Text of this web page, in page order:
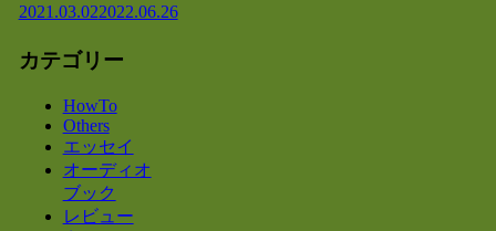
2021.03.022022.06.26
カテゴリー
HowTo
Others
エッセイ
オーディオ
ブック
レビュー